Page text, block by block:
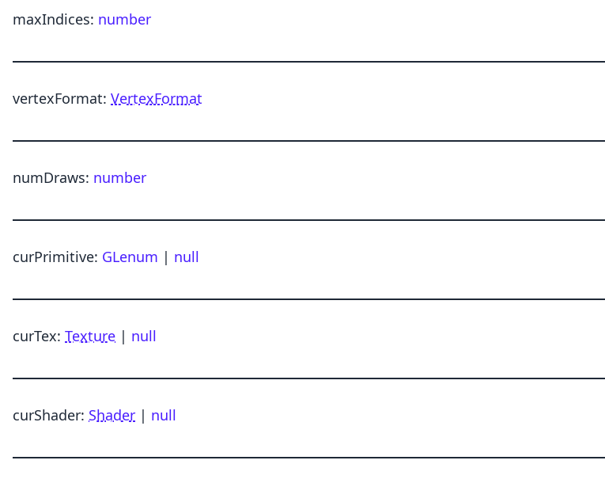
maxIndices: number
vertexFormat: VertexFormat
numDraws: number
curPrimitive: GLenum | null
curTex: Texture | null
curShader: Shader | null